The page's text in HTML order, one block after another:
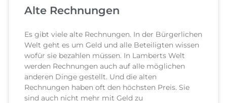
Alte Rechnungen
Es gibt viele alte Rechnungen. In der Bürgerlichen
Welt geht es um Geld und alle Beteiligten wissen
wofür sie bezahlen müssen. In Lamberts Welt
werden Rechnungen auch auf alle möglichen
anderen Dinge gestellt. Und die alten
Rechnungen haben oft den höchsten Preis. Sie
sind auch nicht mehr mit Geld zu